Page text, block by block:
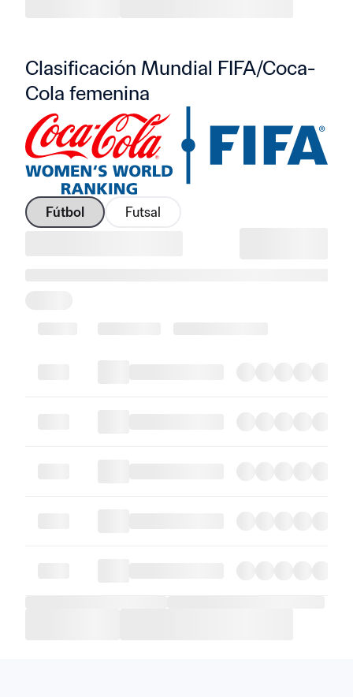
Clasificación Mundial FIFA/Coca-
Cola femenina
Fútbol Futsal